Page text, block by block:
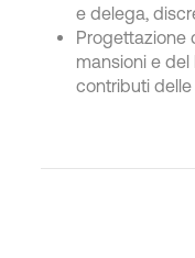
e delega,
Progettazione
mansioni e del
contributi